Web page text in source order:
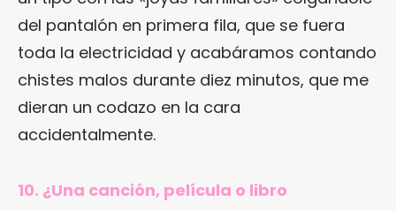
del pantalón en primera fila, que se fuera
toda la electricidad y acabáramos contando
chistes malos durante diez minutos, que me
dieran un codazo en la cara
accidentalmente.
10. ¿Una canción, película o libro